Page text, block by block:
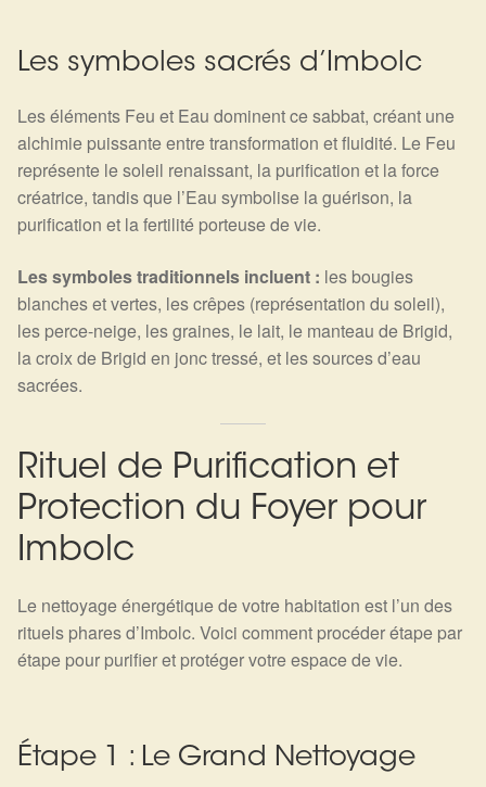
Les pierres en détail
Test — Quelle Gardienne ?
La roue de l’année
Mon compte
Validation de la commande
Détails du compte
Panier
Les symboles sacrés d’Imbolc
Les éléments Feu et Eau dominent ce sabbat, créant une
alchimie puissante entre transformation et fluidité. Le Feu
représente le soleil renaissant, la purification et la force
créatrice, tandis que l’Eau symbolise la guérison, la
purification et la fertilité porteuse de vie.
Les symboles traditionnels incluent : les bougies
blanches et vertes, les crêpes (représentation du soleil),
les perce-neige, les graines, le lait, le manteau de Brigid,
la croix de Brigid en jonc tressé, et les sources d’eau
sacrées.
Rituel de Purification et
Protection du Foyer pour
Imbolc
Le nettoyage énergétique de votre habitation est l’un des
rituels phares d’Imbolc. Voici comment procéder étape par
étape pour purifier et protéger votre espace de vie.
Étape 1 : Le Grand Nettoyage